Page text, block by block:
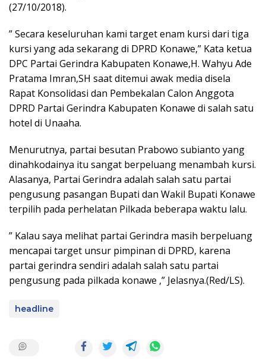
(27/10/2018).
” Secara keseluruhan kami target enam kursi dari tiga
kursi yang ada sekarang di DPRD Konawe,” Kata ketua
DPC Partai Gerindra Kabupaten Konawe,H. Wahyu Ade
Pratama Imran,SH saat ditemui awak media disela
Rapat Konsolidasi dan Pembekalan Calon Anggota
DPRD Partai Gerindra Kabupaten Konawe di salah satu
hotel di Unaaha.
Menurutnya, partai besutan Prabowo subianto yang
dinahkodainya itu sangat berpeluang menambah kursi.
Alasanya, Partai Gerindra adalah salah satu partai
pengusung pasangan Bupati dan Wakil Bupati Konawe
terpilih pada perhelatan Pilkada beberapa waktu lalu.
” Kalau saya melihat partai Gerindra masih berpeluang
mencapai target unsur pimpinan di DPRD, karena
partai gerindra sendiri adalah salah satu partai
pengusung pada pilkada konawe ,” Jelasnya.(Red/LS).
headline